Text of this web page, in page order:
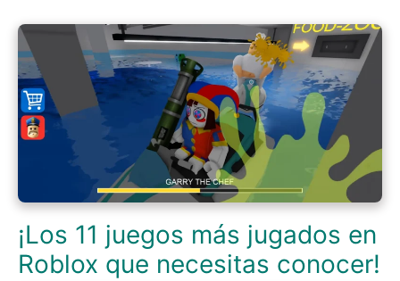
¡Los 11 juegos más jugados en
Roblox que necesitas conocer!